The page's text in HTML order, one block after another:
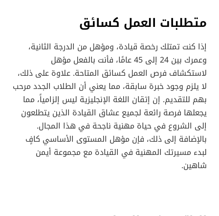
متطلبات العمل كسائق
إذا كنت تمتلك رخصة قيادة، ومؤهل من الدرجة الثانية،
وعمرك بين 24 إلى 45 عامًا، فأنت بالفعل مؤهل
لاستكشاف فرص العمل كسائق المتاحة. علاوة على ذلك،
لا يلزم وجود خبرة سابقة، مما يعني أن الطلاب الجدد مرحب
بهم للتقديم. إن إتقان اللغة الإنجليزية ليس إلزامياً، مما
يجعلها فرصة رائعة لجميع عشاق القيادة الذين يتطلعون
إلى الشروع في حياة مهنية ناجحة في هذا المجال.
بالإضافة إلى ذلك، فإن مؤهل المستوى الأساسي كافٍ
لبدء مسيرتك المهنية في القيادة مع مجموعة أيمن
شاهين.